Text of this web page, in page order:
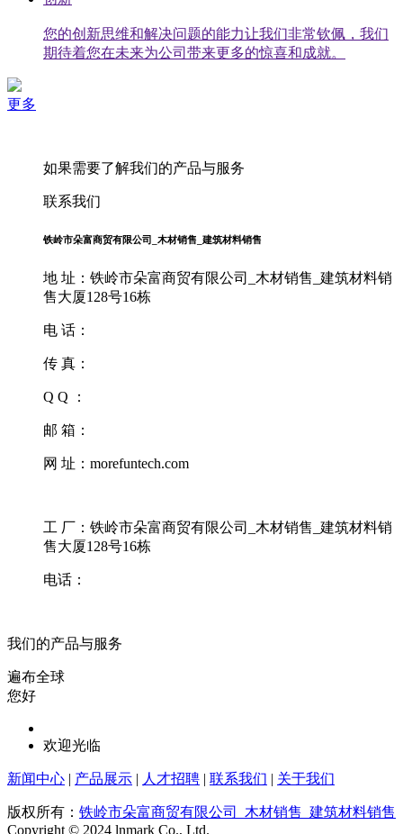
您的创新思维和解决问题的能力让我们非常钦佩，我们
期待着您在未来为公司带来更多的惊喜和成就。
更多
如果需要了解我们的产品与服务
联系我们
铁岭市朵富商贸有限公司_木材销售_建筑材料销售
地 址：铁岭市朵富商贸有限公司_木材销售_建筑材料销
售大厦128号16栋
电 话：
传 真：
Q Q ：
邮 箱：
网 址：morefuntech.com
工 厂：铁岭市朵富商贸有限公司_木材销售_建筑材料销
售大厦128号16栋
电话：
我们的产品与服务
遍布全球
您好
欢迎光临
新闻中心 | 产品展示 | 人才招聘 | 联系我们 | 关于我们
版权所有： 铁岭市朵富商贸有限公司_木材销售_建筑材料销售
Copyright © 2024 lnmark Co., Ltd.